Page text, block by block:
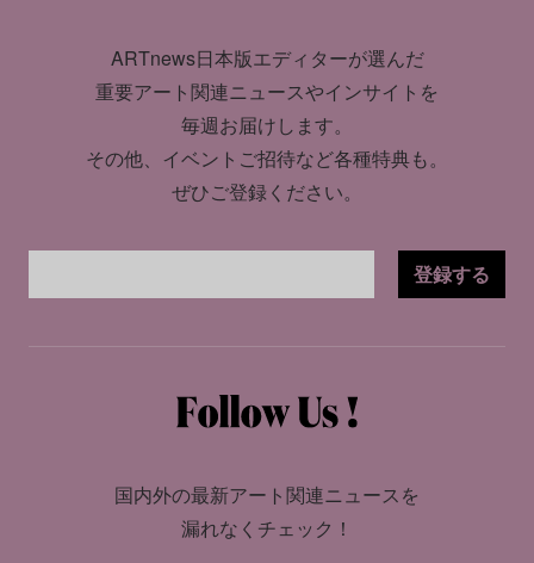
ARTnews日本版エディターが選んだ
重要アート関連ニュースやインサイトを
毎週お届けします。
その他、イベントご招待など各種特典も。
ぜひご登録ください。
登録する
国内外の最新アート関連ニュースを
漏れなくチェック！